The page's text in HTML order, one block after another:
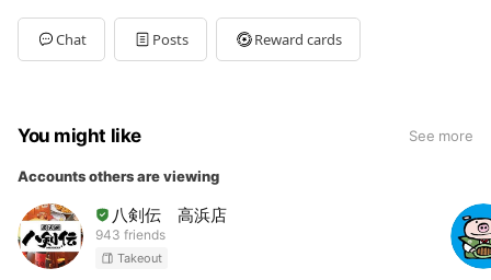
Chat Posts Reward cards
You might like See more
Accounts others are viewing
八剣伝 高浜店
943 friends
Takeout